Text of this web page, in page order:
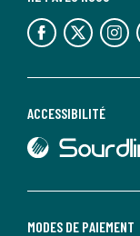
MODES DE PAIEMENT
ACCESSIBILITÉ
lien vers Sourdline
lien vers l'espace réseaux sociaux lien vers l'espace réseaux sociaux lien vers l'espace réseaux sociaux